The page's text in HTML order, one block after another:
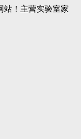
站！主营实验室家